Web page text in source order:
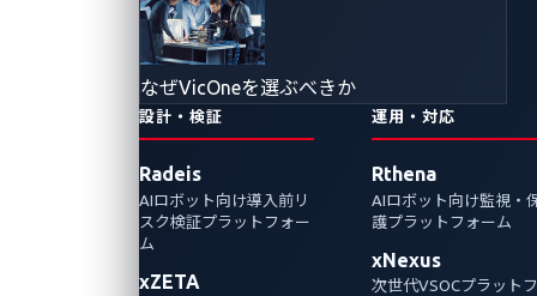
なぜVicOneを選ぶべきか
設計・検証
Radeis
AIロボット向け導入前リ
スク検証プラットフォー
ム
xZETA
運用・対応
Rthena
AIロボット向け監視・
護プラットフォーム
xNexus
次世代VSOCプラットフ
弱性Zenbleedを解
析する
2023年8月14日
CyberThreat Research Lab
AMD製のZen 2 CPUに影響する重大な脆弱性で